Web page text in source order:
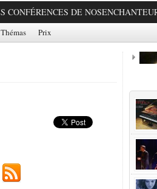
CONFÉRENCES DE
Thémas Prix